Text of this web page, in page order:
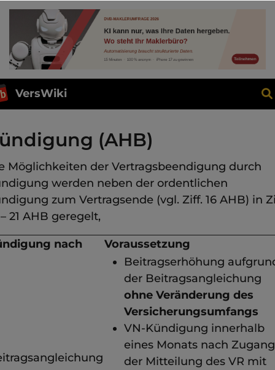
VersWiki
(AHB)
Möglichkeiten der Vertragsbeendigung durch
werden neben der ordentlichen
zum Vertragsende (vgl. Ziff. 16 AHB) in
21 AHB geregelt,
nach Voraussetzung
Beitragserhöhung
der Beitragsangleichung
ohne Veränderung des
Versicherungsumfangs
VN-Kündigung innerhalb
eines Monats nach Zugang
der Mitteilung des VR mit